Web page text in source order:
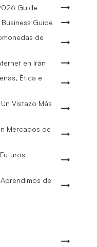
Guide
Guide
de
en Irán
Ética e
Vistazo Más
Mercados de
de